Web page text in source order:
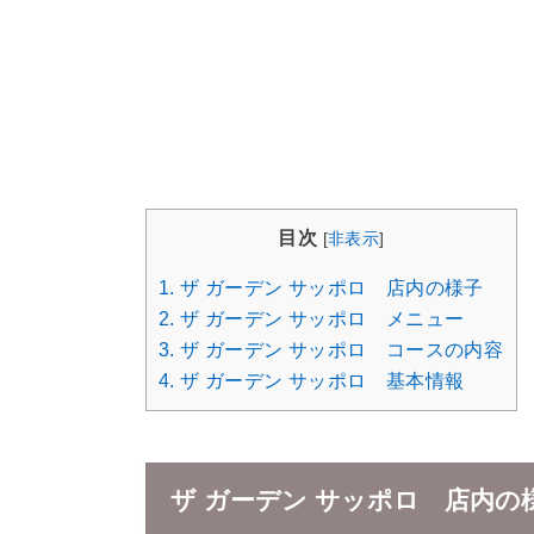
目次 [非表示]
1. ザ ガーデン サッポロ 店内の様子
2. ザ ガーデン サッポロ メニュー
3. ザ ガーデン サッポロ コースの内容
4. ザ ガーデン サッポロ 基本情報
ザ ガーデン サッポロ 店内の